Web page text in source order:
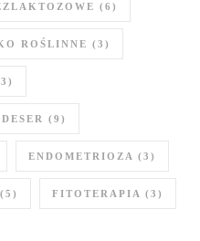
(6)
ROŚLINNE (3)
DESER (9)
ENDOMETRIOZA (3)
(5) FITOTERAPIA (3)